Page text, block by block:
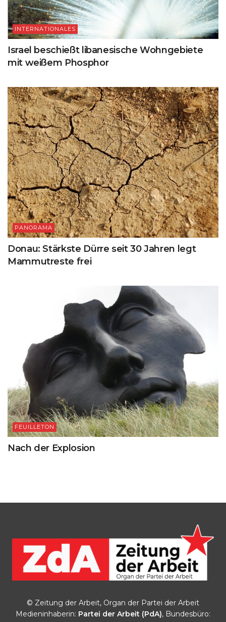
INTERNATIONALES
Israel beschießt libanesische Wohngebiete
mit weißem Phosphor
PANORAMA
Donau: Stärkste Dürre seit 30 Jahren legt
Mammutreste frei
FEUILLETON
Nach der Explosion
© Zeitung der Arbeit, Organ der Partei der Arbeit
Medieninhaberin: Partei der Arbeit (PdA), Bundesbüro: